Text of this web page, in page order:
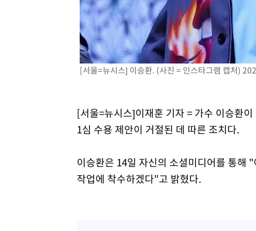
[속보]코스피, 301.88포인트(4.58%) 내린 6296.38 마감
[속보]원·달러 환율, 0.7원 내린 1423.8원 마감
"여기 떨어졌다"…다누리, 스페이스X 로켓 달 충돌 흔적 포
손흥민, 5경기 연속골 실패…LAFC는 승부차기 끝 과달라
내일까지 39도 '펄펄'…기상청 "태풍 지나며 폭염 잠시 꺾
[서울=뉴시스] 이승환. (사진 = 인스타그램 캡처)
[서울=뉴시스]이재훈 기자 = 가수 이승환
1심 수용 제안이 거절된 데 따른 조치다.
이승환은 14일 자신의 소셜미디어를 통해
작업에 착수하겠다"고 밝혔다.